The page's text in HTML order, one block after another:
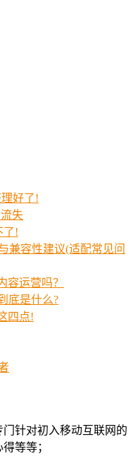
好了!
失
了!
兼容性建议(适配常见问
容运营吗？
底是什么?
四点!
针对初入移动互联网的
等等；